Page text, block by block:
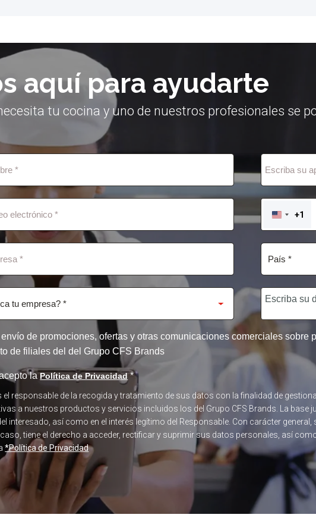
aquí para ayudarte
tu cocina y uno de nuestros profesionales se
UNITED
STATES
+1
+1
de promociones, ofertas y otras comunicaciones comerciales sobre
de filiales del del Grupo CFS Brands
laPolítica de Privacidad*
el responsable de la recogida y tratamiento de sus datos con la finalidad de
a nuestros productos y servicios incluidos los del Grupo CFS Brands. La base
interesado, así como en el interés legítimo del Responsable. Con carácter
caso, tiene el derecho a acceder, rectificar y suprimir sus datos personales, así
*Política de Privacidad